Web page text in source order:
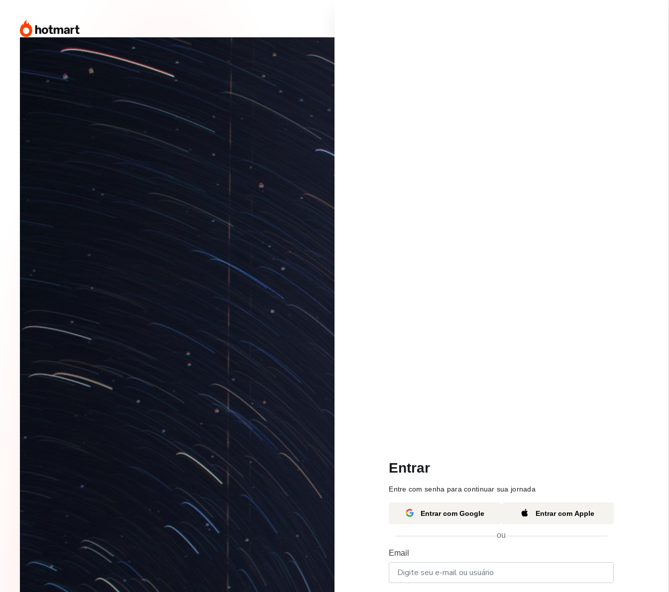
Entrar
Entre com senha para continuar sua jornada
Entrar com Google Entrar com Apple
ou
Email